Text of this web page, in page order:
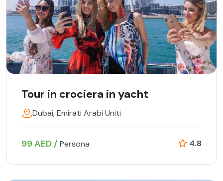
Tour in crociera in yacht
Dubai, Emirati Arabi Uniti
99 AED / Persona 4.8